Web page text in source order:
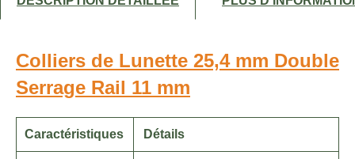
Colliers de Lunette 25,4 mm Double
Serrage Rail 11 mm
Caractéristiques Détails